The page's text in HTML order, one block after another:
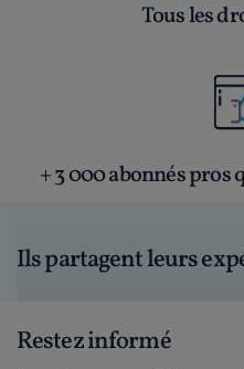
Tous les
+ 3 000 abonnés pros
Ils partagent leurs
Restez informé